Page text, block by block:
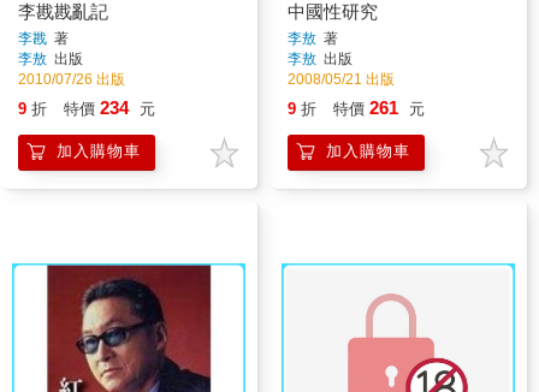
李戡戡亂記
李戡 著
李敖 出版
2010/07/26 出版
9 折 特價 234 元
加入購物車
中國性研究
李敖 著
李敖 出版
2008/05/21 出版
9 折 特價 261 元
加入購物車